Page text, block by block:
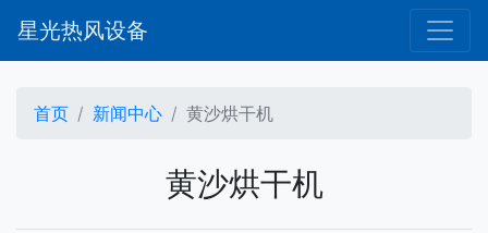
星光热风设备
首页 新闻中心 黄沙烘干机
黄沙烘干机